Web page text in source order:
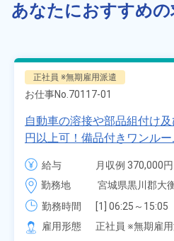
あなたにおすすめの
正社員 ※無期雇用派遣
お仕事No. 70117-01
自動車の溶接や部品組付け
円以上可！備品付きワンル
社負担★人気の土日休み！昇
車・バイク通勤可！無料駐車
応募OK★《宮城県大衡村》
給与
月収例 370,000
時給 1,700円～
勤務地
宮城県黒川郡大
勤務時間
[1] 06:25～15:05
[2] 16:00～00:40
[3] 16:30～01:10
雇用形態
正社員 ※無期雇